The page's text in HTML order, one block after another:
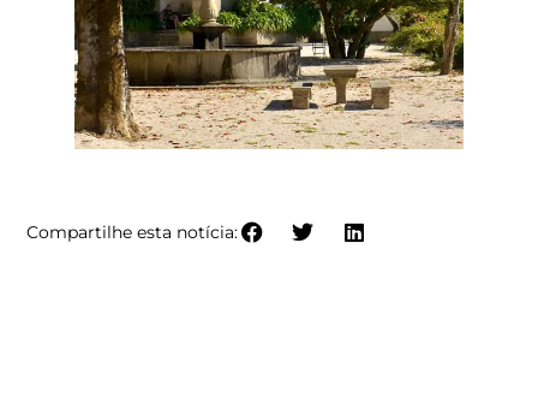
Compartilhe esta notícia: